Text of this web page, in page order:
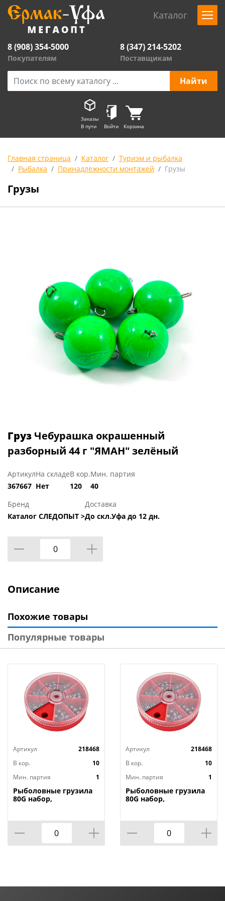
Каталог
8 (908) 354-5000
Покупателям
8 (347) 214-5202
Поставщикам
Заказы
В пути
Войти Корзина
Главная страница Каталог
Туризм и рыбалка
Рыбалка
Принадлежности монтажей Грузы
Грузы
Груз Чебурашка окрашенный
разборный 44 г "ЯМАН" зелёный
Артикул
367667
На складе
Нет
В кор.
120
Мин. партия
40
Бренд
Каталог СЛЕДОПЫТ >
Доставка
До скл.Уфа до 12 дн.
Описание
Похожие товары
Популярные товары
Артикул
218468
В кор.
10
Мин. партия
1
Рыболовные грузила
80G набор,
Артикул
218468
В кор.
10
Мин. партия
1
Рыболовные грузила
80G набор,